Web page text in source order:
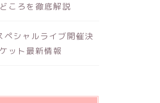
ころを徹底解説
ペシャルライブ開催決
ット最新情報